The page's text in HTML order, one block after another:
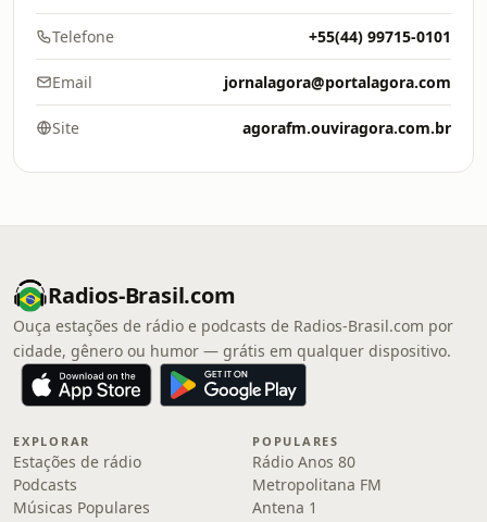
Telefone +55(44) 99715-0101
Email jornalagora@portalagora.com
Site agorafm.ouviragora.com.br
Radios-Brasil.com
Ouça estações de rádio e podcasts de Radios-Brasil.com por
cidade, gênero ou humor — grátis em qualquer dispositivo.
EXPLORAR
Estações de rádio
Podcasts
Músicas Populares
POPULARES
Rádio Anos 80
Metropolitana FM
Antena 1